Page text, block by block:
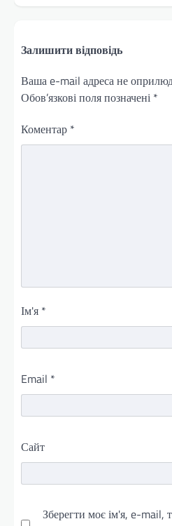
Залишити відповідь
Ваша e-mail адреса не
Обов’язкові поля позначені *
Коментар *
Ім'я *
Email *
Сайт
Зберегти моє ім'я, e-mail,